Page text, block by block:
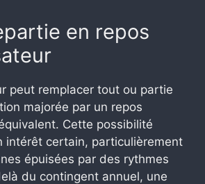
en repos
peut remplacer tout ou partie
majorée par un repos
Cette possibilité
intérêt certain, particulièrement
épuisées par des rythmes
du contingent annuel, une